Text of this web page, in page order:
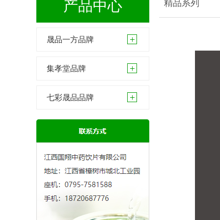
产品中心
晟品一方品牌
集孝堂品牌
七彩晟品品牌
精品系列